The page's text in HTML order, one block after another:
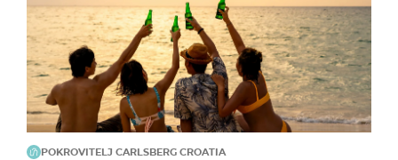
POKROVITELJ CARLSBERG CROATIA